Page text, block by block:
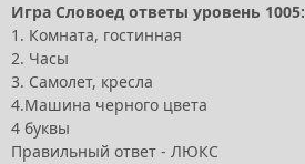
Игра Словоед ответы уровень 1005:
1. Комната, гостинная
2. Часы
3. Самолет, кресла
4.Машина черного цвета
4 буквы
Правильный ответ - ЛЮКС